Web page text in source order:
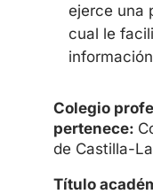
ejerce una
cual le
Colegio
pertenece:
de Castilla-
Título